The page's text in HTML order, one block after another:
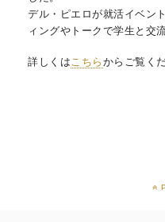
デル・ピエロが就活イベン
ィングやトークで学生と交
詳しくはこちら からご覧く